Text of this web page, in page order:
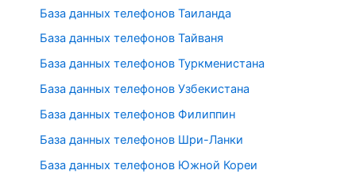
База данных телефонов Таиланда
База данных телефонов Тайваня
База данных телефонов Туркменистана
База данных телефонов Узбекистана
База данных телефонов Филиппин
База данных телефонов Шри-Ланки
База данных телефонов Южной Кореи